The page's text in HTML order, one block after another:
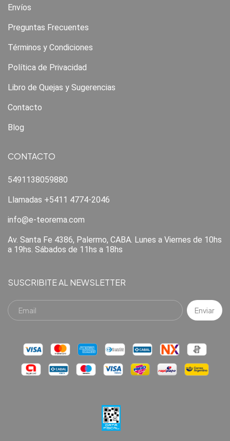
Envíos
Preguntas Frecuentes
Términos y Condiciones
Política de Privacidad
Libro de Quejas y Sugerencias
Contacto
Blog
CONTACTO
5491138059880
Llamadas +5411 4774-2046
info@e-teorema.com
Av. Santa Fe 4386, Palermo, CABA. Lunes a Viernes de 10hs
a 19hs. Sábados de 11hs a 18hs
SUSCRIBITE AL NEWSLETTER